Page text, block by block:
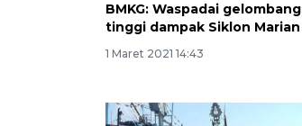
BMKG: Waspadai gelombang
tinggi dampak Siklon Marian
1 Maret 2021 14:43